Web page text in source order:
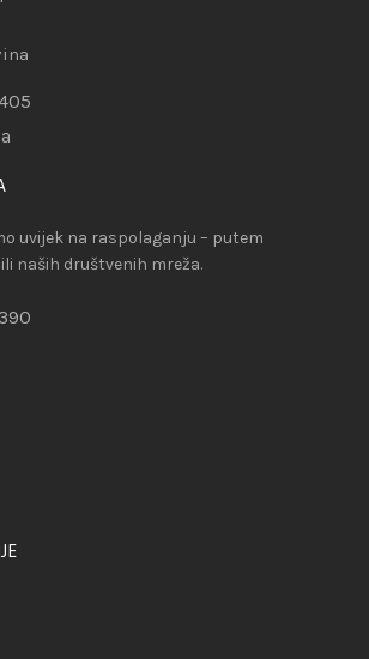
uvijek na raspolaganju – putem
naših društvenih mreža.